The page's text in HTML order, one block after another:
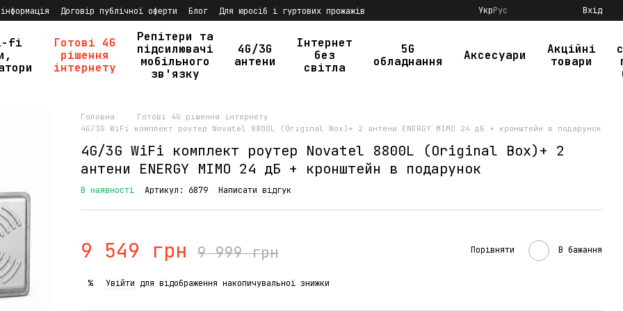
Договір публічної оферти Блог
Для юросіб і гуртових прожажів
УкрРус Вхід
fi
Готові 4G
рішення
інтернету
Репітери та
підсилювачі
мобільного
зв'язку
4G/3G
антени
Інтернет
без
світла
5G
обладнання
Аксесуари
Акційні
товари
Головна
Готові 4G рішення інтернету
4G/3G WiFi комплект роутер Novatel 8800L (Original Box)+ 2 антени ENERGY MIMO 24 дБ + кронштейн в подарунок
4G/3G WiFi комплект роутер Novatel 8800L (Original Box)+ 2
антени ENERGY MIMO 24 дБ + кронштейн в подарунок
В наявності Артикул: 6879 Написати відгук
9 549 грн 9 999 грн Порівняти В бажання
% Увійти для відображення накопичувальної знижки